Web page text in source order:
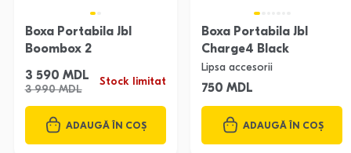
Boxa Portabila Jbl
Boombox 2
3 590 MDL
3 990 MDL
Stock limitat
ADAUGĂ ÎN COȘ
Boxa Portabila Jbl
Charge4 Black
Lipsa accesorii
750 MDL
ADAUGĂ ÎN COȘ